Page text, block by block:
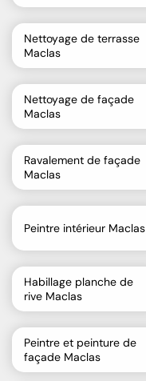
Nettoyage de terrasse
Maclas
Nettoyage de façade
Maclas
Ravalement de façade
Maclas
Peintre intérieur Maclas
Habillage planche de
rive Maclas
Peintre et peinture de
façade Maclas